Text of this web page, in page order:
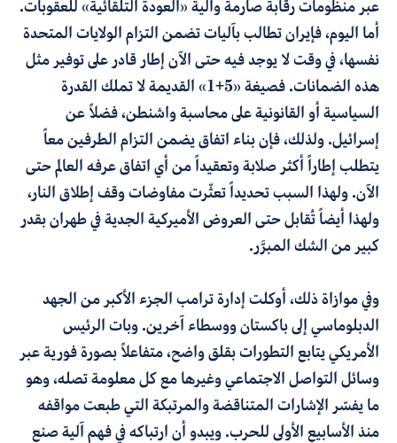
عبر منظومات رقابة صارمة وآلية «العودة التلقائية» للعقوبات.
أما اليوم، فإيران تطالب بآليات تضمن التزام الولايات المتحدة
نفسها، في وقت لا يوجد فيه حتى الآن إطار قادر على توفير مثل
هذه الضمانات. فصيغة «5+1» القديمة لا تملك القدرة
السياسية أو القانونية على محاسبة واشنطن، فضلاً عن
إسرائيل. ولذلك، فإن بناء اتفاق يضمن التزام الطرفين معاً
يتطلب إطاراً أكثر صلابة وتعقيداً من أي اتفاق عرفه العالم حتى
الآن. ولهذا السبب تحديداً تعثّرت مفاوضات وقف إطلاق النار،
ولهذا أيضاً تُقابل حتى العروض الأميركية الجدية في طهران بقدر
كبير من الشك المبرَّر.
وفي موازاة ذلك، أوكلت إدارة ترامب الجزء الأكبر من الجهد
الدبلوماسي إلى باكستان ووسطاء آخرين. وبات الرئيس
الأمريكي يتابع التطورات بقلق واضح، متفاعلاً بصورة فورية عبر
وسائل التواصل الاجتماعي وغيرها مع كل معلومة تصله، وهو
ما يفسّر الإشارات المتناقضة والمرتبكة التي طبعت مواقفه
منذ الأسابيع الأولى للحرب. ويبدو أن ارتباكه في فهم آلية صنع